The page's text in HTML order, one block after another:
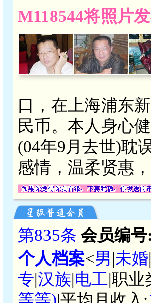
M118544将照片
口，在上海浦东
民币。本人身心
(04年9月去世)耽
感情，温柔贤惠
第835条 会员编号:
个人档案<男|未婚|
专|汉族|电工|职业